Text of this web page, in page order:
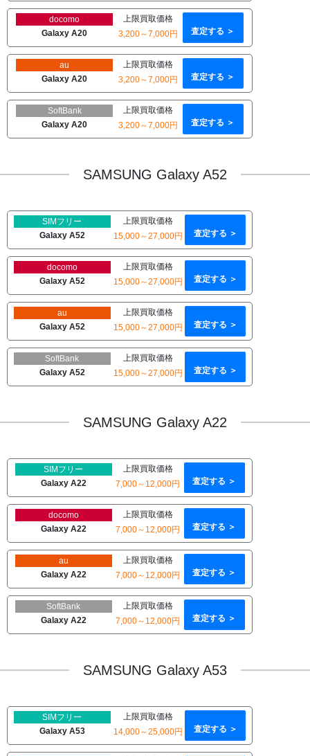
docomo
Galaxy A20
上限買取価格
3,200～7,000円
査定する ＞
au
Galaxy A20
上限買取価格
3,200～7,000円
査定する ＞
SoftBank
Galaxy A20
上限買取価格
3,200～7,000円
査定する ＞
SAMSUNG Galaxy A52
SIMフリー
Galaxy A52
上限買取価格
15,000～27,000円
査定する ＞
docomo
Galaxy A52
上限買取価格
15,000～27,000円
査定する ＞
au
Galaxy A52
上限買取価格
15,000～27,000円
査定する ＞
SoftBank
Galaxy A52
上限買取価格
15,000～27,000円
査定する ＞
SAMSUNG Galaxy A22
SIMフリー
Galaxy A22
上限買取価格
7,000～12,000円
査定する ＞
docomo
Galaxy A22
上限買取価格
7,000～12,000円
査定する ＞
au
Galaxy A22
上限買取価格
7,000～12,000円
査定する ＞
SoftBank
Galaxy A22
上限買取価格
7,000～12,000円
査定する ＞
SAMSUNG Galaxy A53
SIMフリー
Galaxy A53
上限買取価格
14,000～25,000円
査定する ＞